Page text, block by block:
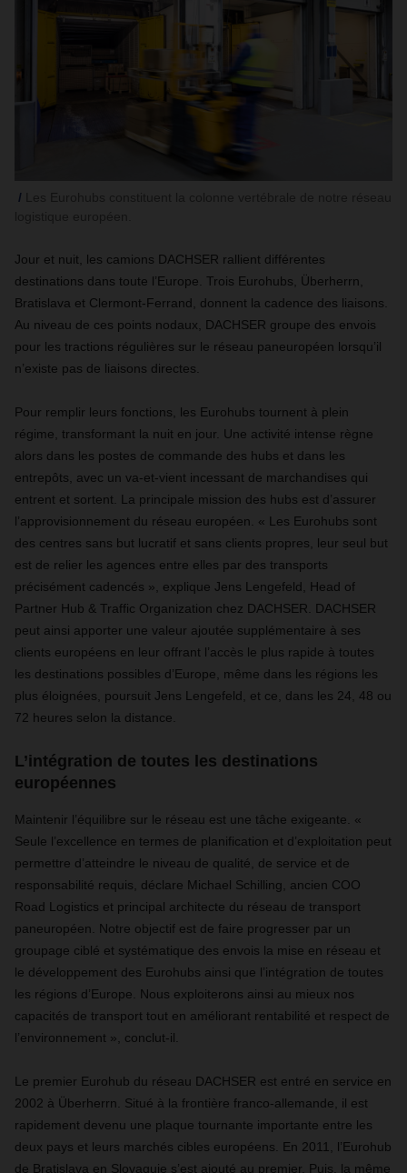
Jour et nuit, les camions DACHSER rallient différentes
destinations dans toute l’Europe. Trois Eurohubs, Überherrn,
Bratislava et Clermont-Ferrand, donnent la cadence des liaisons.
Au niveau de ces points nodaux, DACHSER groupe des envois
pour les tractions régulières sur le réseau paneuropéen lorsqu’il
n’existe pas de liaisons directes.
Pour remplir leurs fonctions, les Eurohubs tournent à plein
régime, transformant la nuit en jour. Une activité intense règne
alors dans les postes de commande des hubs et dans les
entrepôts, avec un va-et-vient incessant de marchandises qui
entrent et sortent. La principale mission des hubs est d’assurer
l’approvisionnement du réseau européen. « Les Eurohubs sont
des centres sans but lucratif et sans clients propres, leur seul but
est de relier les agences entre elles par des transports
précisément cadencés », explique Jens Lengefeld, Head of
Partner Hub & Traffic Organization chez DACHSER. DACHSER
peut ainsi apporter une valeur ajoutée supplémentaire à ses
clients européens en leur offrant l’accès le plus rapide à toutes
les destinations possibles d’Europe, même dans les régions les
plus éloignées, poursuit Jens Lengefeld, et ce, dans les 24, 48 ou
72 heures selon la distance.
L’intégration de toutes les destinations
européennes
Maintenir l’équilibre sur le réseau est une tâche exigeante. «
Seule l’excellence en termes de planification et d’exploitation peut
permettre d’atteindre le niveau de qualité, de service et de
responsabilité requis, déclare Michael Schilling, ancien COO
Road Logistics et principal architecte du réseau de transport
paneuropéen. Notre objectif est de faire progresser par un
groupage ciblé et systématique des envois la mise en réseau et
le développement des Eurohubs ainsi que l’intégration de toutes
les régions d’Europe. Nous exploiterons ainsi au mieux nos
capacités de transport tout en améliorant rentabilité et respect de
l’environnement », conclut-il.
Le premier Eurohub du réseau DACHSER est entré en service en
2002 à Überherrn. Situé à la frontière franco-allemande, il est
rapidement devenu une plaque tournante importante entre les
deux pays et leurs marchés cibles européens. En 2011, l’Eurohub
de Bratislava en Slovaquie s’est ajouté au premier. Puis, la même